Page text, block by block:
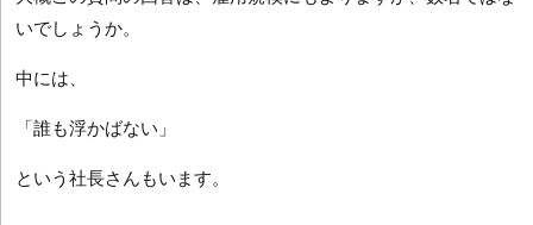
いでしょうか。
中には、
「誰も浮かばない」
という社長さんもいます。